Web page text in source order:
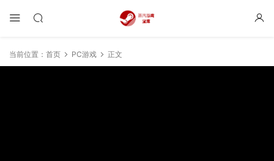
当前位置： 首页 PC游戏 正文
50% 75% 100%